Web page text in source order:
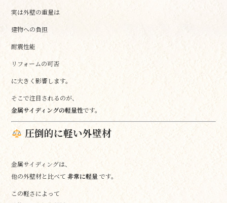
実は外壁の重量は
建物への負担
耐震性能
リフォームの可否
に大きく影響します。
そこで注目されるのが、
金属サイディングの軽量性です。
圧倒的に軽い外壁材
金属サイディングは、
他の外壁材と比べて非常に軽量です。
この軽さによって